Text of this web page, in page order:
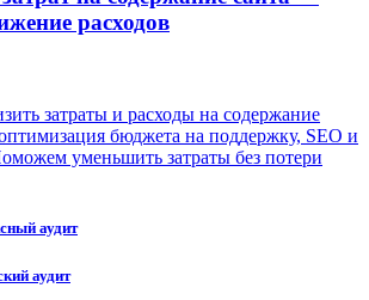
расходов
затраты и расходы на содержание
оптимизация бюджета на поддержку, SEO и
уменьшить затраты без потери
аудит
аудит